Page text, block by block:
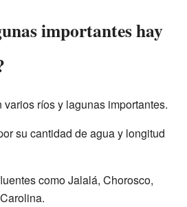
importantes hay
ríos y lagunas importantes.
su cantidad de agua y longitud
como Jalalá, Chorosco,